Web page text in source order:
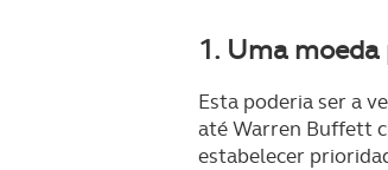
1. Uma
Esta poderia ser a
até Warren Buffett
estabelecer